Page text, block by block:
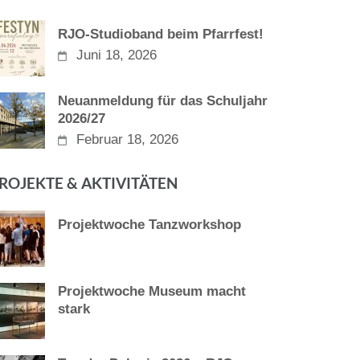
RJO-Studioband beim Pfarrfest!
Juni 18, 2026
Neuanmeldung für das Schuljahr
2026/27
Februar 18, 2026
& AKTIVITÄTEN
Projektwoche Tanzworkshop
Projektwoche Museum macht
stark